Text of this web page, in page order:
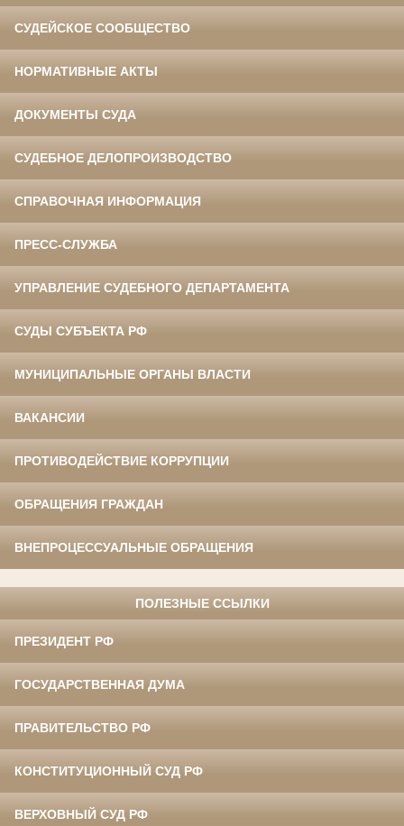
СУДЕЙСКОЕ СООБЩЕСТВО
НОРМАТИВНЫЕ АКТЫ
ДОКУМЕНТЫ СУДА
СУДЕБНОЕ ДЕЛОПРОИЗВОДСТВО
СПРАВОЧНАЯ ИНФОРМАЦИЯ
ПРЕСС-СЛУЖБА
УПРАВЛЕНИЕ СУДЕБНОГО ДЕПАРТАМЕНТА
СУДЫ СУБЪЕКТА РФ
МУНИЦИПАЛЬНЫЕ ОРГАНЫ ВЛАСТИ
ВАКАНСИИ
ПРОТИВОДЕЙСТВИЕ КОРРУПЦИИ
ОБРАЩЕНИЯ ГРАЖДАН
ВНЕПРОЦЕССУАЛЬНЫЕ ОБРАЩЕНИЯ
ПОЛЕЗНЫЕ ССЫЛКИ
ПРЕЗИДЕНТ РФ
ГОСУДАРСТВЕННАЯ ДУМА
ПРАВИТЕЛЬСТВО РФ
КОНСТИТУЦИОННЫЙ СУД РФ
ВЕРХОВНЫЙ СУД РФ